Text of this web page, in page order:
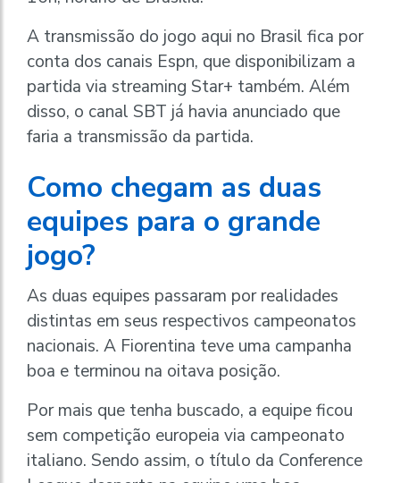
A transmissão do jogo aqui no Brasil fica por
conta dos canais Espn, que disponibilizam a
partida via streaming Star+ também. Além
disso, o canal SBT já havia anunciado que
faria a transmissão da partida.
Como chegam as duas
equipes para o grande
jogo?
As duas equipes passaram por realidades
distintas em seus respectivos campeonatos
nacionais. A Fiorentina teve uma campanha
boa e terminou na oitava posição.
Por mais que tenha buscado, a equipe ficou
sem competição europeia via campeonato
italiano. Sendo assim, o título da Conference